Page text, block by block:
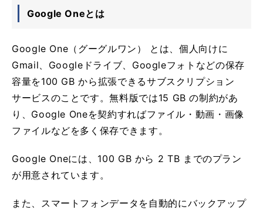
Google Oneとは
Google One（グーグルワン） とは、個人向けに
Gmail、Googleドライブ、Googleフォトなどの保存
容量を100 GB から拡張できるサブスクリプション
サービスのことです。無料版では15 GB の制約があ
り、Google Oneを契約すればファイル・動画・画像
ファイルなどを多く保存できます。
Google Oneには、100 GB から 2 TB までのプラン
が用意されています。
また、スマートフォンデータを自動的にバックアップ